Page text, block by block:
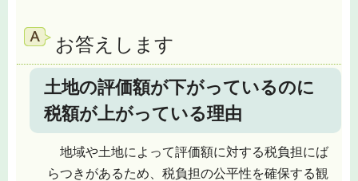
お答えします
土地の評価額が下がっているのに
税額が上がっている理由
地域や土地によって評価額に対する税負担にば
らつきがあるため、税負担の公平性を確保する観